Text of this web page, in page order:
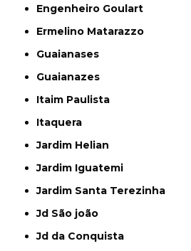
Engenheiro Goulart
Ermelino Matarazzo
Guaianases
Guaianazes
Itaim Paulista
Itaquera
Jardim Helian
Jardim Iguatemi
Jardim Santa Terezinha
Jd São joão
Jd da Conquista